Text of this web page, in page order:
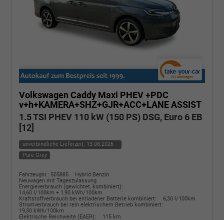
Volkswagen Caddy Maxi PHEV +PDC
v+h+KAMERA+SHZ+GJR+ACC+LANE ASSIST
1.5 TSI PHEV 110 kW (150 PS) DSG, Euro 6 EB
[12]
unverbindliche Lieferzeit: 13.08.2026
Pure Grey
Fahrzeugnr.: 505885
Hybrid Benzin
Neuwagen mit Tageszulassung
Energieverbrauch (gewichtet, kombiniert):
14,60 l/100km + 1,90 kWh/100km
Kraftstoffverbrauch bei entladener Batterie kombiniert:
6,30 l/100km
Stromverbrauch bei rein elektrischem Betrieb kombiniert:
19,30 kWh/100km
Elektrische Reichweite (EAER):
115 km